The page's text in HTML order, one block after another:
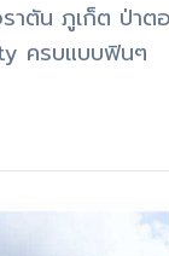
าตัน ภูเก็ต ป่
ครบแบบฟินๆ